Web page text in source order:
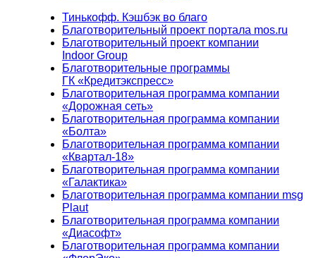
Тинькофф. Кэшбэк во благо
Благотворительный проект портала mos.ru
Благотворительный проект компании
Indoor Group
Благотворительные программы
ГК «Кредитэкспресс»
Благотворительная программа компании
«Дорожная сеть»
Благотворительная программа компании
«Болта»
Благотворительная программа компании
«Квартал-18»
Благотворительная программа компании
«Галактика»
Благотворительная программа компании msg
Plaut
Благотворительная программа компании
«Диасофт»
Благотворительная программа компании